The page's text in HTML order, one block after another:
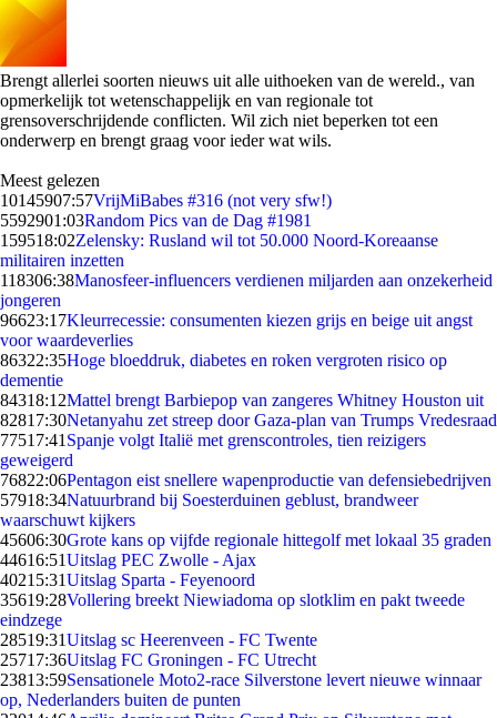
Brengt allerlei soorten nieuws uit alle uithoeken van de wereld., van
opmerkelijk tot wetenschappelijk en van regionale tot
grensoverschrijdende conflicten. Wil zich niet beperken tot een
onderwerp en brengt graag voor ieder wat wils.
Meest gelezen
10145907:57VrijMiBabes #316 (not very sfw!)
5592901:03Random Pics van de Dag #1981
159518:02Zelensky: Rusland wil tot 50.000 Noord-Koreaanse
militairen inzetten
118306:38Manosfeer-influencers verdienen miljarden aan onzekerheid
jongeren
96623:17Kleurrecessie: consumenten kiezen grijs en beige uit angst
voor waardeverlies
86322:35Hoge bloeddruk, diabetes en roken vergroten risico op
dementie
84318:12Mattel brengt Barbiepop van zangeres Whitney Houston uit
82817:30Netanyahu zet streep door Gaza-plan van Trumps Vredesraad
77517:41 Spanje volgt Italië met grenscontroles, tien reizigers
geweigerd
76822:06Pentagon eist snellere wapenproductie van defensiebedrijven
57918:34Natuurbrand bij Soesterduinen geblust, brandweer
waarschuwt kijkers
45606:30Grote kans op vijfde regionale hittegolf met lokaal 35 graden
44616:51Uitslag PEC Zwolle - Ajax
40215:31Uitslag Sparta - Feyenoord
35619:28Vollering breekt Niewiadoma op slotklim en pakt tweede
eindzege
28519:31Uitslag sc Heerenveen - FC Twente
25717:36Uitslag FC Groningen - FC Utrecht
23813:59Sensationele Moto2-race Silverstone levert nieuwe winnaar
op, Nederlanders buiten de punten